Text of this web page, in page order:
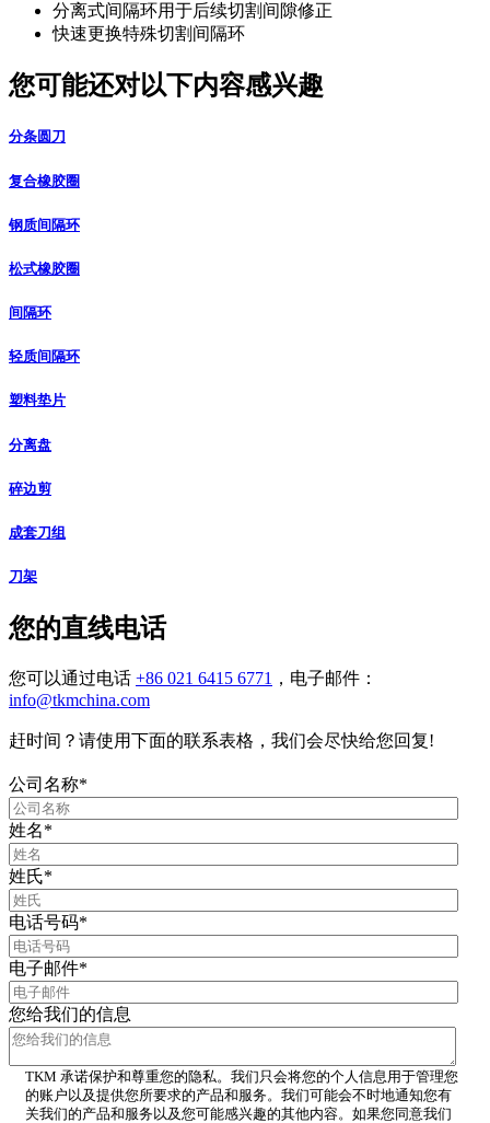
分离式间隔环用于后续切割间隙修正
快速更换特殊切割间隔环
您可能还对以下内容感兴趣
分条圆刀
复合橡胶圈
钢质间隔环
松式橡胶圈
间隔环
轻质间隔环
塑料垫片
分离盘
碎边剪
成套刀组
刀架
您的直线电话
您可以通过电话 +86 021 6415 6771 ，电子邮件：
info@tkmchina.com
赶时间？请使用下面的联系表格，我们会尽快给您回复!
公司名称*
姓名*
姓氏*
电话号码*
电子邮件*
您给我们的信息
TKM 承诺保护和尊重您的隐私。我们只会将您的个人信息用于管理您
的账户以及提供您所要求的产品和服务。我们可能会不时地通知您有
关我们的产品和服务以及您可能感兴趣的其他内容。如果您同意我们